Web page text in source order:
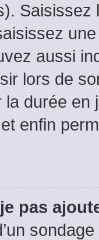
aussi
lors de
la durée
enfin
pas